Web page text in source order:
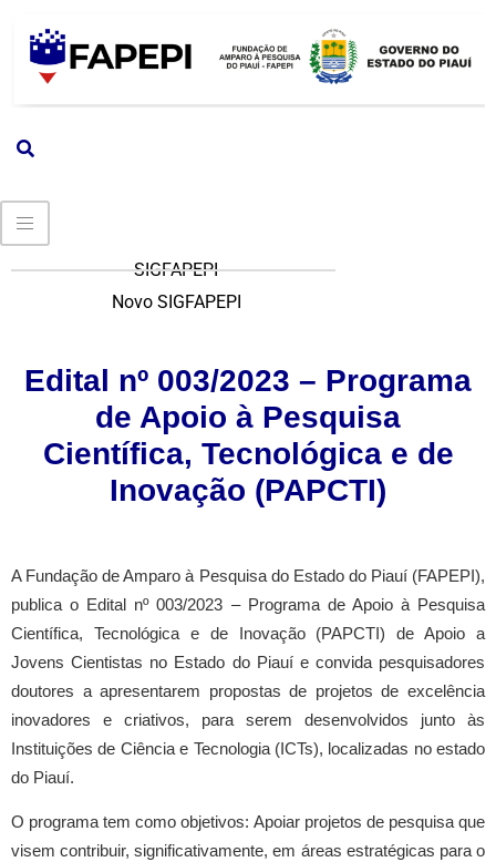
SIGFAPEPI
Novo SIGFAPEPI
Edital nº 003/2023 – Programa
de Apoio à Pesquisa
Científica, Tecnológica e de
Inovação (PAPCTI)
A Fundação de Amparo à Pesquisa do Estado do Piauí (FAPEPI),
publica o Edital nº 003/2023 – Programa de Apoio à Pesquisa
Científica, Tecnológica e de Inovação (PAPCTI) de Apoio a
Jovens Cientistas no Estado do Piauí e convida pesquisadores
doutores a apresentarem propostas de projetos de excelência
inovadores e criativos, para serem desenvolvidos junto às
Instituições de Ciência e Tecnologia (ICTs), localizadas no estado
do Piauí.
O programa tem como objetivos: Apoiar projetos de pesquisa que
visem contribuir, significativamente, em áreas estratégicas para o